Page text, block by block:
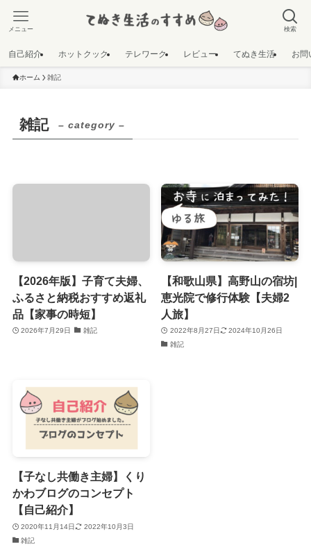
検索
メニュー
自己紹介 ホットクック テレワーク レビュー てぬき生活 お問
ホーム 雑記
雑記 – category –
【2026年版】子育て夫婦、
ふるさと納税おすすめ返礼
品【家事の時短】
2026年7月29日 雑記
【和歌山県】高野山の宿坊|
恵光院で修行体験【夫婦2
人旅】
2022年8月27日
2024年10月26日
雑記
【子なし共働き主婦】くり
かわブログのコンセプト
【自己紹介】
2020年11月14日
2022年10月3日
雑記